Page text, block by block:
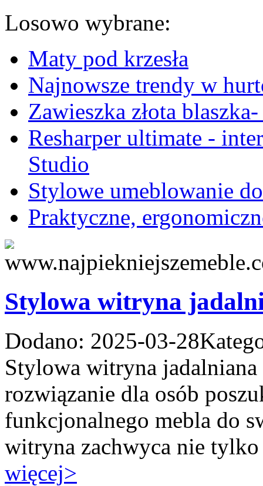
Losowo wybrane:
Maty pod krzesła
Najnowsze trendy w
Zawieszka złota
Resharper ultimate -
Studio
Stylowe umeblowanie
Praktyczne,
Stylowa witryna
Dodano: 2025-03-28
Stylowa witryna
rozwiązanie dla osób
funkcjonalnego mebla do
witryna zachwyca nie
więcej>